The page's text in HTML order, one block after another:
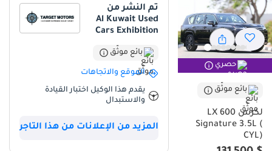
حصري
بائع موثّق
لكزس LX 600
Signature 3.5L (
CYL)
تم النشر من
Al Kuwait Used
Cars Exhibition
بائع موثّق
الموقع والاتجاهات
يقدم هذا الوكيل اختبار القيادة
والاستبدال
المزيد من الإعلانات من هذا التاجر
سعة 7 مقاعد أو أكثر مع مقاعد الكابتن
أقل معدل استهلاك في فئته
ملخص
سيارات الدفع الرباعي اليابانية، حيث تجمع بين الفخامة والموثوقية التي لا
تضاهى. وباعتبارها موديل 2025، تأتي هذه السيارة بلونها الأسود الخارجي
المرغوب، وهو لون لطالما حظي بأعلى قيمة إعادة بيع وأسرع عملية بيع